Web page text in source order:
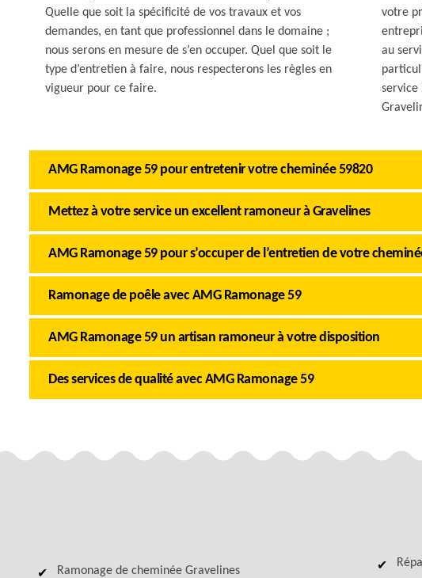
Quelle que soit la spécificité de vos travaux et vos
demandes, en tant que professionnel dans le domaine ;
nous serons en mesure de s’en occuper. Quel que soit le
type d’entretien à faire, nous respecterons les règles en
vigueur pour ce faire.
votre
au
service
AMG Ramonage 59 pour entretenir votre cheminée 59820
Mettez à votre service un excellent ramoneur à Gravelines
AMG Ramonage 59 pour s’occuper de l’entretien de votre
Ramonage de poêle avec AMG Ramonage 59
AMG Ramonage 59 un artisan ramoneur à votre disposition
Des services de qualité avec AMG Ramonage 59
Ramonage de cheminée Gravelines